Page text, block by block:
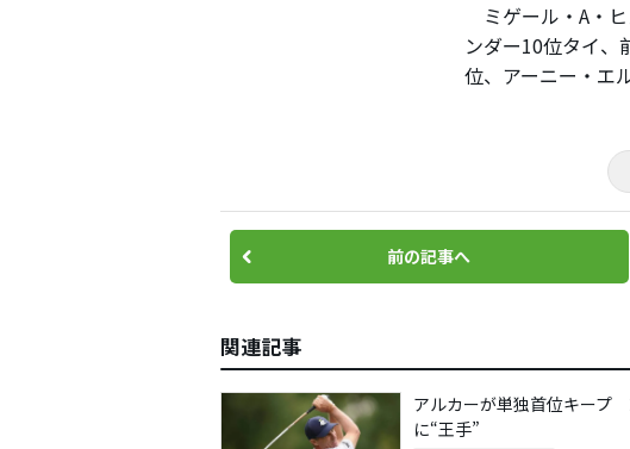
ミゲール・A・
ンダー10位タイ、
位、アーニー・エ
前の記事へ
関連記事
アルカーが単独首位キープ
に“王手”